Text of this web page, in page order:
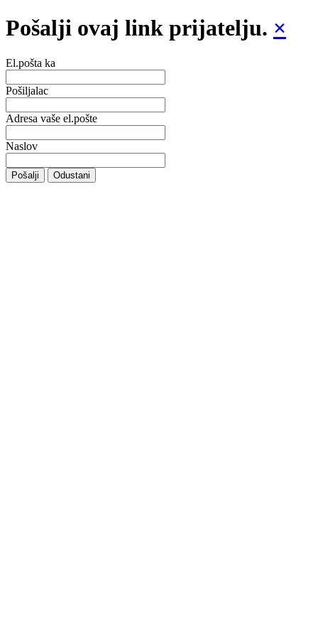
Pošalji ovaj link prijatelju. ×
El.pošta ka
Pošiljalac
Adresa vaše el.pošte
Naslov
Pošalji Odustani